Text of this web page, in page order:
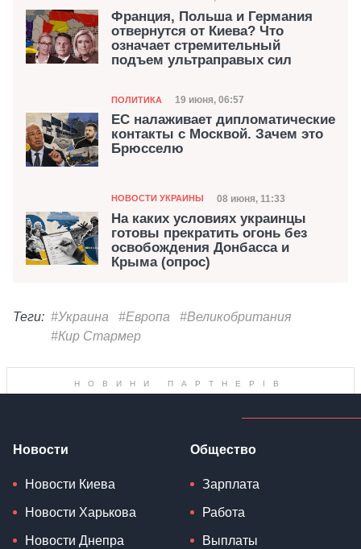
Франция, Польша и Германия
отвернутся от Киева? Что
означает стремительный
подъем ультраправых сил
Категория
ПОЛИТИКА Дата публикации
19 июня, 06:57
ЕС налаживает дипломатические
контакты с Москвой. Зачем это
Брюсселю
Категория
НОВОСТИ УКРАИНЫ Дата публикации
08 июня, 11:33
На каких условиях украинцы
готовы прекратить огонь без
освобождения Донбасса и
Крыма (опрос)
Теги: #Украина #Европа
#Великобритания
#Кир Стармер
Новости
Новости Киева
Новости Харькова
Новости Днепра
Общество
Зарплата
Работа
Выплаты